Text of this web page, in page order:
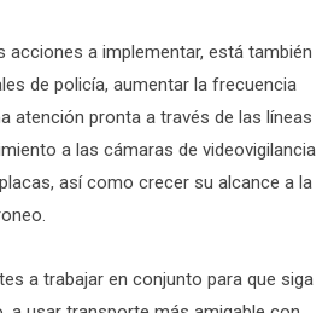
acciones a implementar, está también
de policía, aumentar la frecuencia
atención pronta a través de las líneas
a las cámaras de videovigilancia
así como crecer su alcance a la
a trabajar en conjunto para que siga